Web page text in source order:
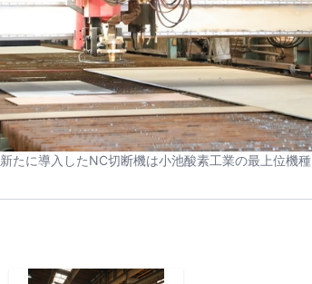
新たに導入したNC切断機は小池酸素工業の最上位機種